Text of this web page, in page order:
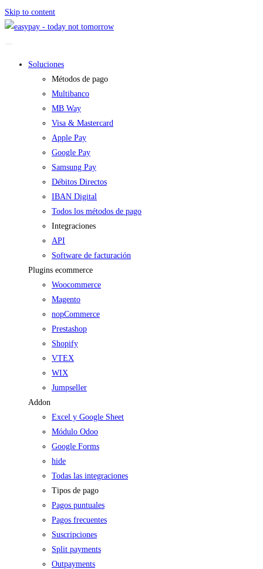
Skip to content
Soluciones
Métodos de pago
Multibanco
MB Way
Visa & Mastercard
Apple Pay
Google Pay
Samsung Pay
Débitos Directos
IBAN Digital
Todos los métodos de pago
Integraciones
API
Software de facturación
Plugins ecommerce
Woocommerce
Magento
nopCommerce
Prestashop
Shopify
VTEX
WIX
Jumpseller
Addon
Excel y Google Sheet
Módulo Odoo
Google Forms
hide
Todas las integraciones
Tipos de pago
Pagos puntuales
Pagos frecuentes
Suscripciones
Split payments
Outpayments